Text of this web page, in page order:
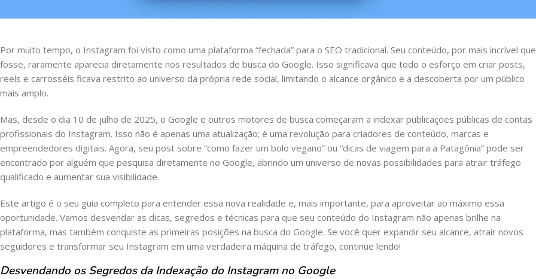
Por muito tempo, o Instagram foi visto como uma plataforma “fechada” para o SEO tradicional. Seu conteúdo, por mais incrível que
fosse, raramente aparecia diretamente nos resultados de busca do Google. Isso significava que todo o esforço em criar posts,
reels e carrosséis ficava restrito ao universo da própria rede social, limitando o alcance orgânico e a descoberta por um público
mais amplo.
Mas, desde o dia 10 de julho de 2025, o Google e outros motores de busca começaram a indexar publicações públicas de contas
profissionais do Instagram. Isso não é apenas uma atualização; é uma revolução para criadores de conteúdo, marcas e
empreendedores digitais. Agora, seu post sobre “como fazer um bolo vegano” ou “dicas de viagem para a Patagônia” pode ser
encontrado por alguém que pesquisa diretamente no Google, abrindo um universo de novas possibilidades para atrair tráfego
qualificado e aumentar sua visibilidade.
Este artigo é o seu guia completo para entender essa nova realidade e, mais importante, para aproveitar ao máximo essa
oportunidade. Vamos desvendar as dicas, segredos e técnicas para que seu conteúdo do Instagram não apenas brilhe na
plataforma, mas também conquiste as primeiras posições na busca do Google. Se você quer expandir seu alcance, atrair novos
seguidores e transformar seu Instagram em uma verdadeira máquina de tráfego, continue lendo!
Desvendando os Segredos da Indexação do Instagram no Google